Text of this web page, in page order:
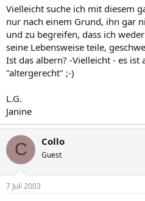
Vielleicht suche ich mit diesem
nur nach einem Grund, ihn gar
und zu begreifen, dass ich
seine Lebensweise teile,
Ist das albern? -Vielleicht - es ist
"altergerecht" ;-)
L.G.
Janine
C Collo
Guest
7 Juli 2003